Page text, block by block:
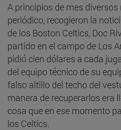
A principios de mes
periódico, recogieron la
de los Boston Celtics, Doc
partido en el campo de Los
pidió cien dólares a cada
del equipo técnico de su
falso altillo del techo del
manera de recuperarlos era
cosa que en ese momento
los Celtics.